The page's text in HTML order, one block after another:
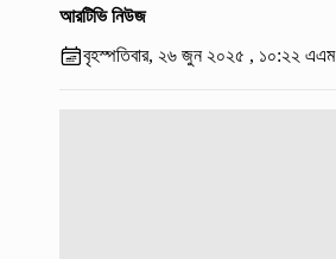
আরটিভি নিউজ
বৃহস্পতিবার, ২৬ জুন ২০২৫ , ১০:২২ এএম